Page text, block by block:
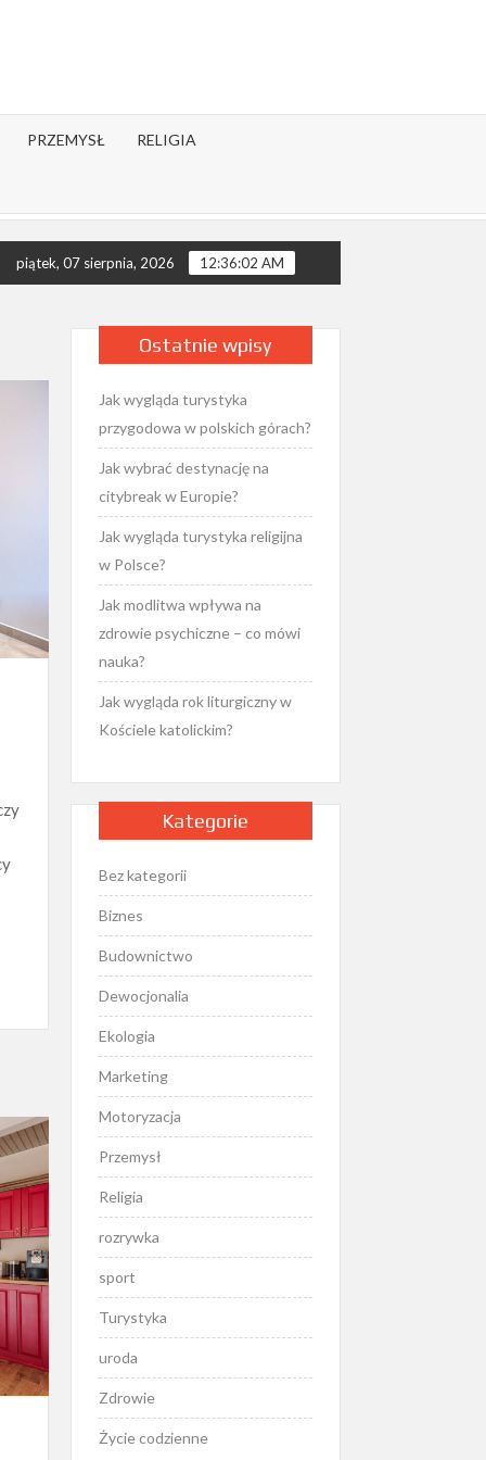
PRZEMYSŁ RELIGIA
psychiczne – co mówi nauka?
piątek, 07 sierpnia, 2026 12:36:03 AM
Ostatnie wpisy
Jak wygląda turystyka
przygodowa w polskich górach?
Jak wybrać destynację na
citybreak w Europie?
Jak wygląda turystyka religijna
w Polsce?
Jak modlitwa wpływa na
zdrowie psychiczne – co mówi
nauka?
Jak wygląda rok liturgiczny w
Kościele katolickim?
Kategorie
Bez kategorii
Biznes
Budownictwo
Dewocjonalia
Ekologia
Marketing
Motoryzacja
Przemysł
Religia
rozrywka
sport
Turystyka
uroda
Zdrowie
Życie codzienne